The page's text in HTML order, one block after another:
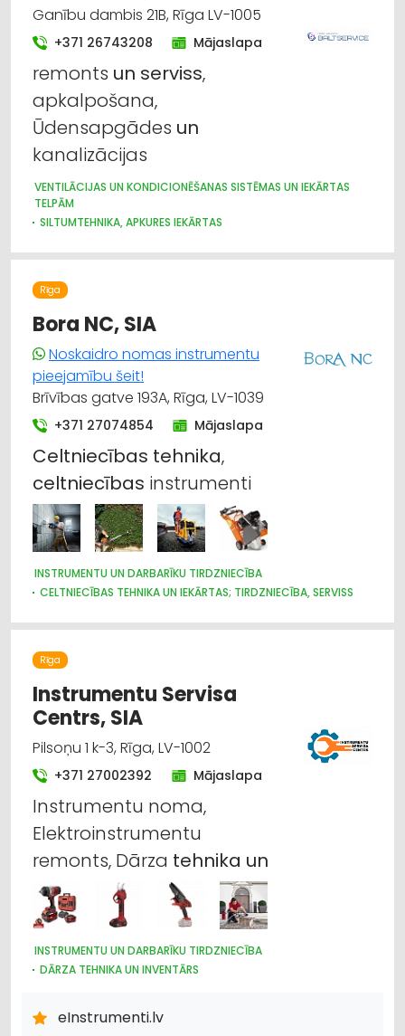
Ganību dambis 21B, Rīga LV-1005
+371 26743208 Mājaslapa
remonts un serviss,
apkalpošana,
Ūdensapgādes un
kanalizācijas
VENTILĀCIJAS UN KONDICIONĒŠANAS SISTĒMAS UN IEKĀRTAS
TELPĀM
SILTUMTEHNIKA, APKURES IEKĀRTAS
CELTNIECĪBAS UN REMONTA DARBI
Rīga
Bora NC, SIA
Noskaidro nomas instrumentu
pieejamību šeit!
Brīvības gatve 193A, Rīga, LV-1039
+371 27074854 Mājaslapa
Celtniecības tehnika,
celtniecības instrumenti
INSTRUMENTU UN DARBARĪKU TIRDZNIECĪBA
CELTNIECĪBAS TEHNIKA UN IEKĀRTAS; TIRDZNIECĪBA, SERVISS
CELTNIECĪBAS TEHNIKA UN IEKĀRTAS; NOMA
NOMA
INSTRUMENTU UN DARBARĪKU LABOŠANA, SERVISS
Rīga
Instrumentu Servisa
Centrs, SIA
Pilsoņu 1 k-3, Rīga, LV-1002
+371 27002392 Mājaslapa
Instrumentu noma,
Elektroinstrumentu
remonts, Dārza tehnika un
INSTRUMENTU UN DARBARĪKU TIRDZNIECĪBA
DĀRZA TEHNIKA UN INVENTĀRS
INSTRUMENTU UN DARBARĪKU LABOŠANA, SERVISS
eInstrumenti.lv